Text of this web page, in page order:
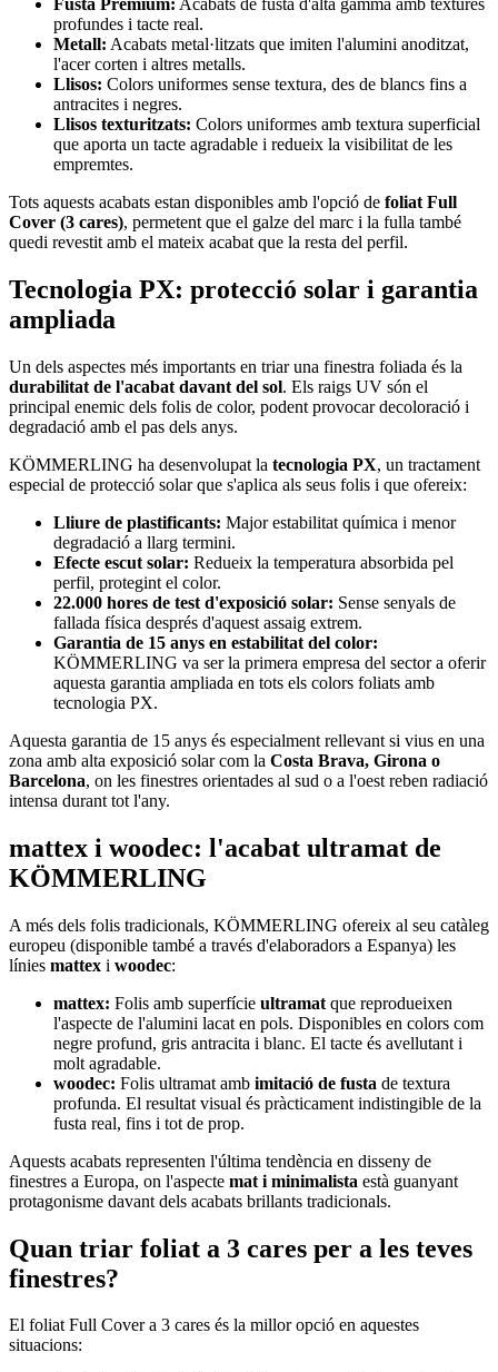
Fusta Premium: Acabats de fusta d'alta gamma amb textures
profundes i tacte real.
Metall: Acabats metal·litzats que imiten l'alumini anoditzat,
l'acer corten i altres metalls.
Llisos: Colors uniformes sense textura, des de blancs fins a
antracites i negres.
Llisos texturitzats: Colors uniformes amb textura superficial
que aporta un tacte agradable i redueix la visibilitat de les
empremtes.
Tots aquests acabats estan disponibles amb l'opció de foliat Full
Cover (3 cares), permetent que el galze del marc i la fulla també
quedi revestit amb el mateix acabat que la resta del perfil.
Tecnologia PX: protecció solar i garantia
ampliada
Un dels aspectes més importants en triar una finestra foliada és la
durabilitat de l'acabat davant del sol. Els raigs UV són el
principal enemic dels folis de color, podent provocar decoloració i
degradació amb el pas dels anys.
KÖMMERLING ha desenvolupat la tecnologia PX, un tractament
especial de protecció solar que s'aplica als seus folis i que ofereix:
Lliure de plastificants: Major estabilitat química i menor
degradació a llarg termini.
Efecte escut solar: Redueix la temperatura absorbida pel
perfil, protegint el color.
22.000 hores de test d'exposició solar: Sense senyals de
fallada física després d'aquest assaig extrem.
Garantia de 15 anys en estabilitat del color:
KÖMMERLING va ser la primera empresa del sector a oferir
aquesta garantia ampliada en tots els colors foliats amb
tecnologia PX.
Aquesta garantia de 15 anys és especialment rellevant si vius en una
zona amb alta exposició solar com la Costa Brava, Girona o
Barcelona, on les finestres orientades al sud o a l'oest reben radiació
intensa durant tot l'any.
mattex i woodec: l'acabat ultramat de
KÖMMERLING
A més dels folis tradicionals, KÖMMERLING ofereix al seu catàleg
europeu (disponible també a través d'elaboradors a Espanya) les
línies mattex i woodec:
mattex: Folis amb superfície ultramat que reprodueixen
l'aspecte de l'alumini lacat en pols. Disponibles en colors com
negre profund, gris antracita i blanc. El tacte és avellutant i
molt agradable.
woodec: Folis ultramat amb imitació de fusta de textura
profunda. El resultat visual és pràcticament indistingible de la
fusta real, fins i tot de prop.
Aquests acabats representen l'última tendència en disseny de
finestres a Europa, on l'aspecte mat i minimalista està guanyant
protagonisme davant dels acabats brillants tradicionals.
Quan triar foliat a 3 cares per a les teves
finestres?
El foliat Full Cover a 3 cares és la millor opció en aquestes
situacions: